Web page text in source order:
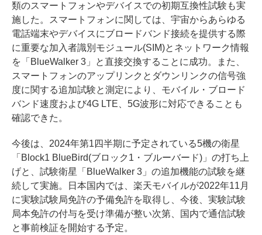
類のスマートフォンやデバイスでの初期互換性試験も実
施した。スマートフォンに関しては、宇宙からあらゆる
電話端末やデバイスにブロードバンド接続を提供する際
に重要な加入者識別モジュール(SIM)とネットワーク情報
を「BlueWalker 3」と直接交換することに成功。また、
スマートフォンのアップリンクとダウンリンクの信号強
度に関する追加試験と測定により、モバイル・ブロード
バンド速度および4G LTE、5G波形に対応できることも
確認できた。
今後は、2024年第1四半期に予定されている5機の衛星
「Block1 BlueBird(ブロック1・ブルーバード)」の打ち上
げと、試験衛星「BlueWalker 3」の追加機能の試験を継
続して実施。日本国内では、楽天モバイルが2022年11月
に実験試験局免許の予備免許を取得し、今後、実験試験
局本免許の付与を受け準備が整い次第、国内で通信試験
と事前検証を開始する予定。